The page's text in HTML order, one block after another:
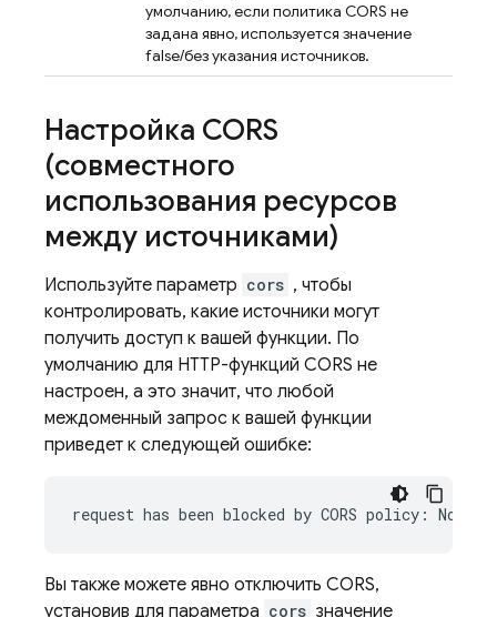
умолчанию, если политика CORS не
задана явно, используется значение
false/без указания источников.
Настройка CORS
(совместного
использования ресурсов
между источниками)
Используйте параметр cors , чтобы
контролировать, какие источники могут
получить доступ к вашей функции. По
умолчанию для HTTP-функций CORS не
настроен, а это значит, что любой
междоменный запрос к вашей функции
приведет к следующей ошибке:
Вы также можете явно отключить CORS,
установив для параметра cors значение